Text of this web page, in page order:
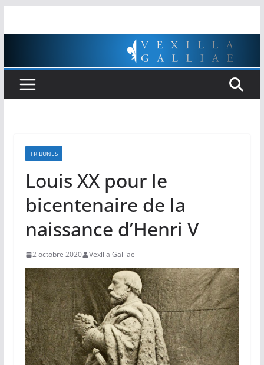
TRIBUNES
Louis XX pour le
bicentenaire de la
naissance d’Henri V
2 octobre 2020 Vexilla Galliae